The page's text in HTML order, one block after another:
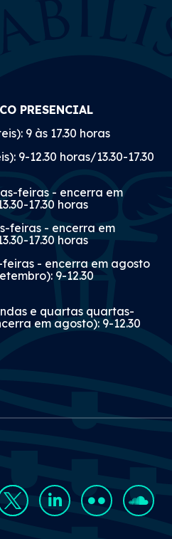
PRESENCIAL
9 às 17.30 horas
9-12.30 horas/13.30-17.30
feiras - encerra em
17.30 horas
feiras - encerra em
17.30 horas
- encerra em agosto
9-12.30
e quartas quartas-
em agosto): 9-12.30